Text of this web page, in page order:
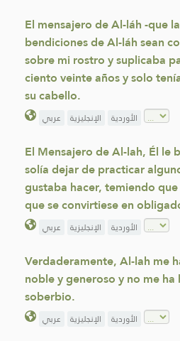
El mensajero de Al-láh -que
bendiciones de Al-láh sean
sobre mi rostro y suplicaba
ciento veinte años y solo
su cabello.
عربي الإنجليزية الأوردية
El Mensajero de Al-lah, Él le
solía dejar de practicar
gustaba hacer, temiendo
que se convirtiese en
عربي الإنجليزية الأوردية
Verdaderamente, Al-lah me
noble y generoso y no me
soberbio.
عربي الإنجليزية الأوردية